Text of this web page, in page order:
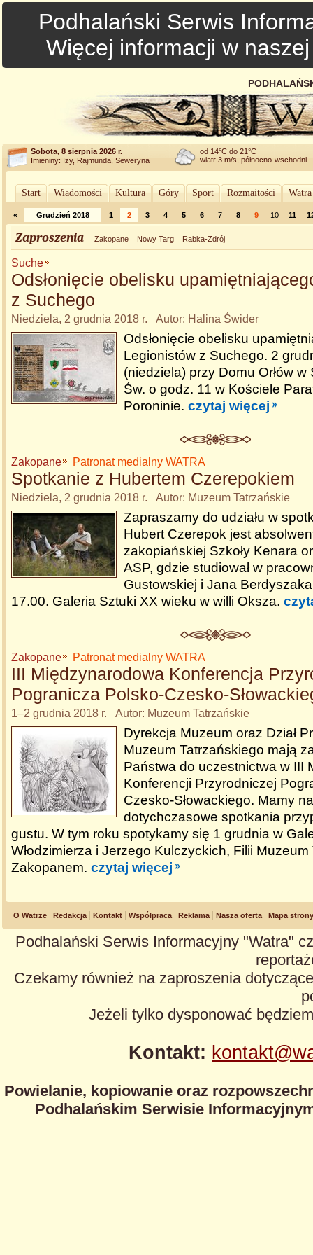
Podhalański Serwis
Więcej informacji w
Sobota, 8 sierpnia 2026 r.
Imieniny: Izy, Rajmunda, Seweryna
od 14°C do 21°C
wiatr 3 m/s, północno-wschodni
Start Wiadomości Kultura Góry Sport Rozmaitości
« Grudzień 2018 1 2 3 4 5 6 7 8 9 10 11
Zaproszenia Zakopane Nowy Targ Rabka-Zdrój
Suche
Odsłonięcie obelisku
z Suchego
Niedziela, 2 grudnia 2018 r. Autor: Halina Świder
Odsłonięcie obelisku
Legionistów z Suchego. 2
(niedziela) przy Domu Orłów
Św. o godz. 11 w Kościele
Poroninie. czytaj więcej
Zakopane Patronat medialny WATRA
Spotkanie z Hubertem Czerepokiem
Niedziela, 2 grudnia 2018 r. Autor: Muzeum Tatrzańskie
Zapraszamy do udziału w
Hubert Czerepok jest
zakopiańskiej Szkoły Kenara
ASP, gdzie studiował w
Gustowskiej i Jana
17.00. Galeria Sztuki XX wieku w willi Oksza.
Zakopane Patronat medialny WATRA
III Międzynarodowa Konferencja
Pogranicza Polsko-Czesko-
1–2 grudnia 2018 r. Autor: Muzeum Tatrzańskie
Dyrekcja Muzeum oraz Dział
Muzeum Tatrzańskiego mają
Państwa do uczestnictwa w III
Konferencji Przyrodniczej
Czesko-Słowackiego. Mamy
dotychczasowe spotkania
gustu. W tym roku spotykamy się 1 grudnia w
Włodzimierza i Jerzego Kulczyckich, Filii
Zakopanem. czytaj więcej
O Watrze Redakcja Kontakt Współpraca Reklama Nasza oferta Mapa strony
Podhalański Serwis Informacyjny "Watra"
Czekamy również na zaproszenia
Jeżeli tylko dysponować
Kontakt:
Powielanie, kopiowanie oraz
Podhalańskim Serwisie